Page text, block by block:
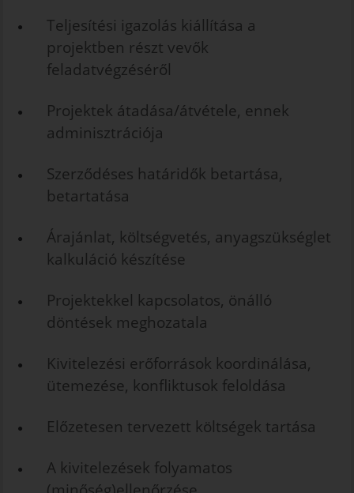
Teljesítési igazolás kiállítása a
projektben részt vevők
feladatvégzéséről
Projektek átadása/átvétele, ennek
adminisztrációja
Szerződéses határidők betartása,
betartatása
Árajánlat, költségvetés, anyagszükséglet
kalkuláció készítése
Projektekkel kapcsolatos, önálló
döntések meghozatala
Kivitelezési erőforrások koordinálása,
ütemezése, konfliktusok feloldása
Előzetesen tervezett költségek tartása
A kivitelezések folyamatos